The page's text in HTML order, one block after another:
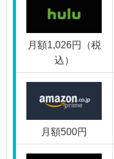
月額1,026円（税
込）
月額500円